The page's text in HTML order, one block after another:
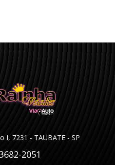
I, 7231 - TAUBATE - SP
2051